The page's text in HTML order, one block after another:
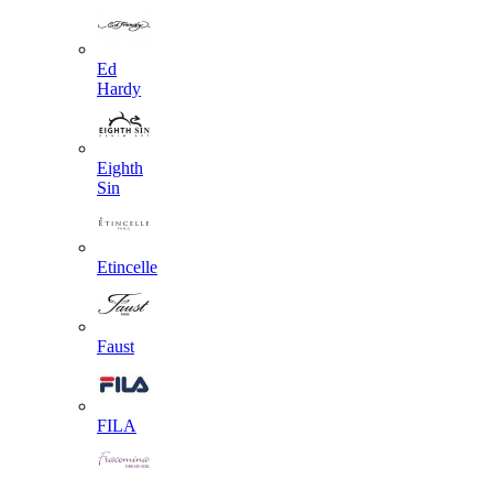
Ed
Hardy
Eighth
Sin
Etincelle
Faust
FILA